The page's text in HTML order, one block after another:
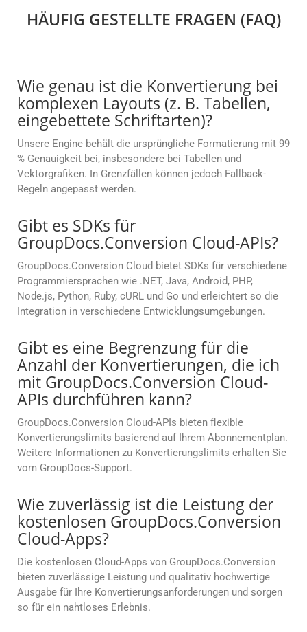
HÄUFIG GESTELLTE FRAGEN (FAQ)
Wie genau ist die Konvertierung bei
komplexen Layouts (z. B. Tabellen,
eingebettete Schriftarten)?
Unsere Engine behält die ursprüngliche Formatierung mit 99
% Genauigkeit bei, insbesondere bei Tabellen und
Vektorgrafiken. In Grenzfällen können jedoch Fallback-
Regeln angepasst werden.
Gibt es SDKs für
GroupDocs.Conversion Cloud-APIs?
GroupDocs.Conversion Cloud bietet SDKs für verschiedene
Programmiersprachen wie .NET, Java, Android, PHP,
Node.js, Python, Ruby, cURL und Go und erleichtert so die
Integration in verschiedene Entwicklungsumgebungen.
Gibt es eine Begrenzung für die
Anzahl der Konvertierungen, die ich
mit GroupDocs.Conversion Cloud-
APIs durchführen kann?
GroupDocs.Conversion Cloud-APIs bieten flexible
Konvertierungslimits basierend auf Ihrem Abonnementplan.
Weitere Informationen zu Konvertierungslimits erhalten Sie
vom GroupDocs-Support.
Wie zuverlässig ist die Leistung der
kostenlosen GroupDocs.Conversion
Cloud-Apps?
Die kostenlosen Cloud-Apps von GroupDocs.Conversion
bieten zuverlässige Leistung und qualitativ hochwertige
Ausgabe für Ihre Konvertierungsanforderungen und sorgen
so für ein nahtloses Erlebnis.